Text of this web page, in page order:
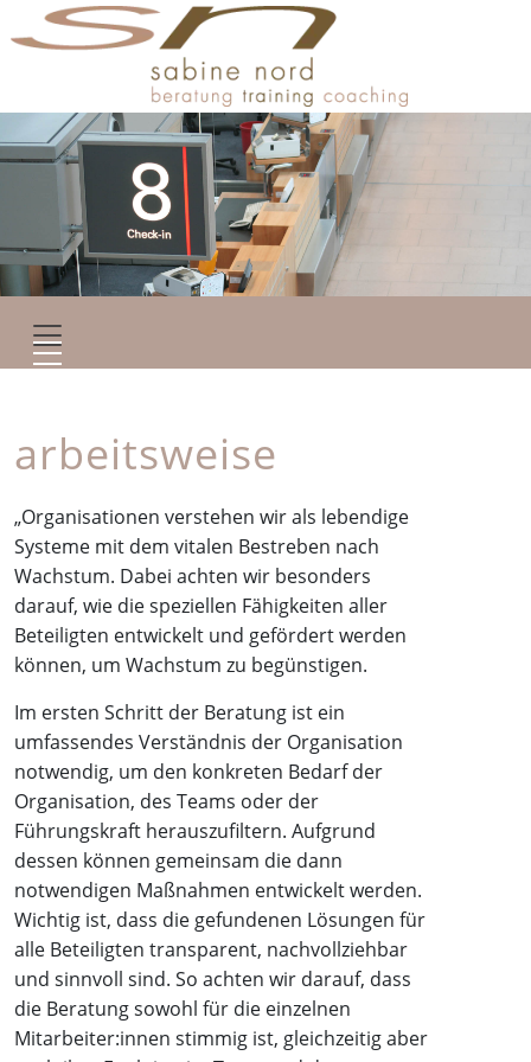
arbeitsweise
„Organisationen verstehen wir als lebendige
Systeme mit dem vitalen Bestreben nach
Wachstum. Dabei achten wir besonders
darauf, wie die speziellen Fähigkeiten aller
Beteiligten entwickelt und gefördert werden
können, um Wachstum zu begünstigen.
Im ersten Schritt der Beratung ist ein
umfassendes Verständnis der Organisation
notwendig, um den konkreten Bedarf der
Organisation, des Teams oder der
Führungskraft herauszufiltern. Aufgrund
dessen können gemeinsam die dann
notwendigen Maßnahmen entwickelt werden.
Wichtig ist, dass die gefundenen Lösungen für
alle Beteiligten transparent, nachvollziehbar
und sinnvoll sind. So achten wir darauf, dass
die Beratung sowohl für die einzelnen
Mitarbeiter:innen stimmig ist, gleichzeitig aber